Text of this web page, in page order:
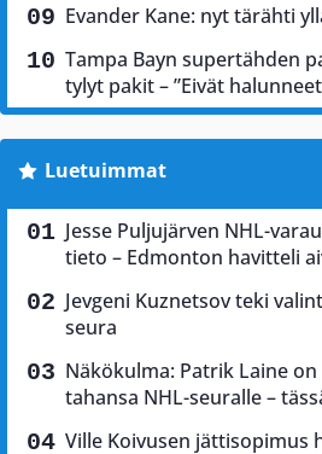
Evander Kane: nyt tärähti
Tampa Bayn supertähden
tylyt pakit – ”Eivät
Luetuimmat
Jesse Puljujärven NHL-
tieto – Edmonton havitteli
Jevgeni Kuznetsov teki
seura
Näkökulma: Patrik Laine
tahansa NHL-seuralle –
Ville Koivusen jättisopimus